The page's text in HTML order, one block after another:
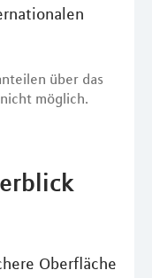
über das
möglich.
Oberfläche